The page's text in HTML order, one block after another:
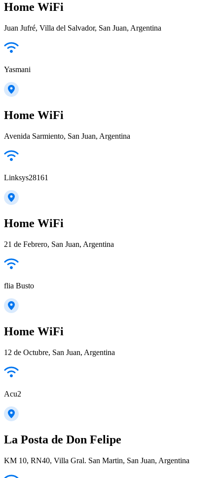
Home WiFi
Juan Jufré, Villa del Salvador, San Juan, Argentina
Yasmani
Home WiFi
Avenida Sarmiento, San Juan, Argentina
Linksys28161
Home WiFi
21 de Febrero, San Juan, Argentina
flia Busto
Home WiFi
12 de Octubre, San Juan, Argentina
Acu2
La Posta de Don Felipe
KM 10, RN40, Villa Gral. San Martin, San Juan, Argentina